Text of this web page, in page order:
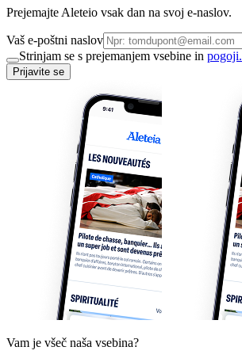
Prejemajte Aleteio vsak dan na svoj e-naslov.
Vaš e-poštni naslov
Strinjam se s prejemanjem vsebine in pogoji.
Prijavite se
Vam je všeč naša vsebina?